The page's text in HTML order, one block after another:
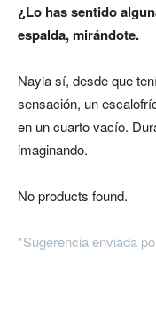
¿Lo has sentido
espalda, mirándote.
Nayla sí, desde que
sensación, un
en un cuarto vacío.
imaginando.
No products found.
*Sugerencia enviada